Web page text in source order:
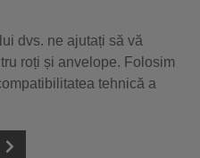
dvs. ne ajutați să vă
roți și anvelope. Folosim
tehnică a